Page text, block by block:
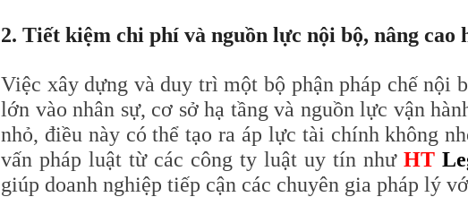
2. Tiết kiệm chi phí và nguồn lực nội bộ, nâng
Việc xây dựng và duy trì một bộ phận pháp chế nội
lớn vào nhân sự, cơ sở hạ tầng và nguồn lực vận
nhỏ, điều này có thể tạo ra áp lực tài chính không
vấn pháp luật từ các công ty luật uy tín nhưHT
giúp doanh nghiệp tiếp cận các chuyên gia pháp lý